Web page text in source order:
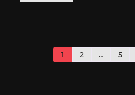
sivutus
1 2 … 5